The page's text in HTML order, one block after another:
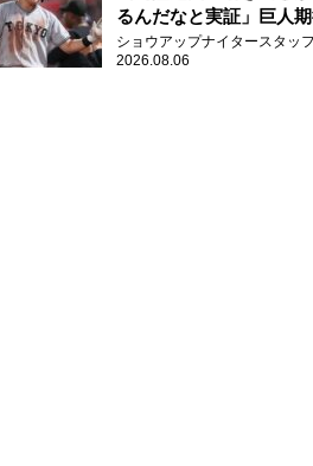
るんだなと実証」巨人
2年目が技あり安打
ショウアップナイタースタッフ
2026.08.06